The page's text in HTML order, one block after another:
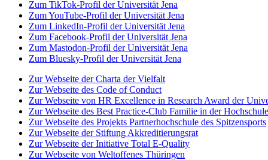
Zum TikTok-Profil der Universität Jena
Zum YouTube-Profil der Universität Jena
Zum LinkedIn-Profil der Universität Jena
Zum Facebook-Profil der Universität Jena
Zum Mastodon-Profil der Universität Jena
Zum Bluesky-Profil der Universität Jena
Zur Webseite der Charta der Vielfalt
Zur Webseite des Code of Conduct
Zur Webseite von HR Excellence in Research Award der
Zur Webseite des Best Practice-Club Familie in der Hochschule
Zur Webseite des Projekts Partnerhochschule des Spitzensports
Zur Webseite der Stiftung Akkreditierungsrat
Zur Webseite der Initiative Total E-Quality
Zur Webseite von Weltoffenes Thüringen